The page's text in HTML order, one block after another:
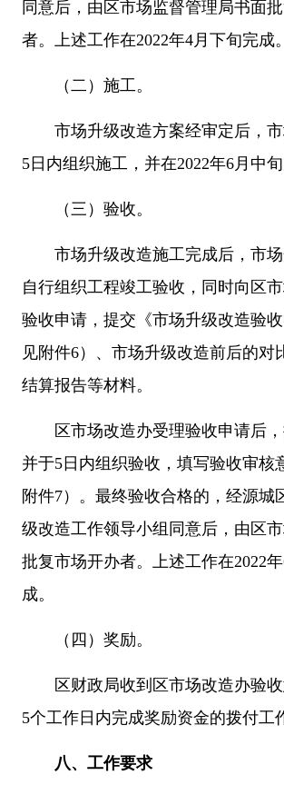
同意后，由区市场监督管理局书面
者。上述工作在2022年4月下旬完成。
（二）施工。
市场升级改造方案经审定后，市
5日内组织施工，并在2022年6月中旬
（三）验收。
市场升级改造施工完成后，市场
自行组织工程竣工验收，同时向区
验收申请，提交《市场升级改造验
见附件6）、市场升级改造前后的对
结算报告等材料。
区市场改造办受理验收申请后，
并于5日内组织验收，填写验收审核
附件7）。最终验收合格的，经源城
级改造工作领导小组同意后，由区
批复市场开办者。上述工作在2022
成。
（四）奖励。
区财政局收到区市场改造办验收
5个工作日内完成奖励资金的拨付工
八、工作要求